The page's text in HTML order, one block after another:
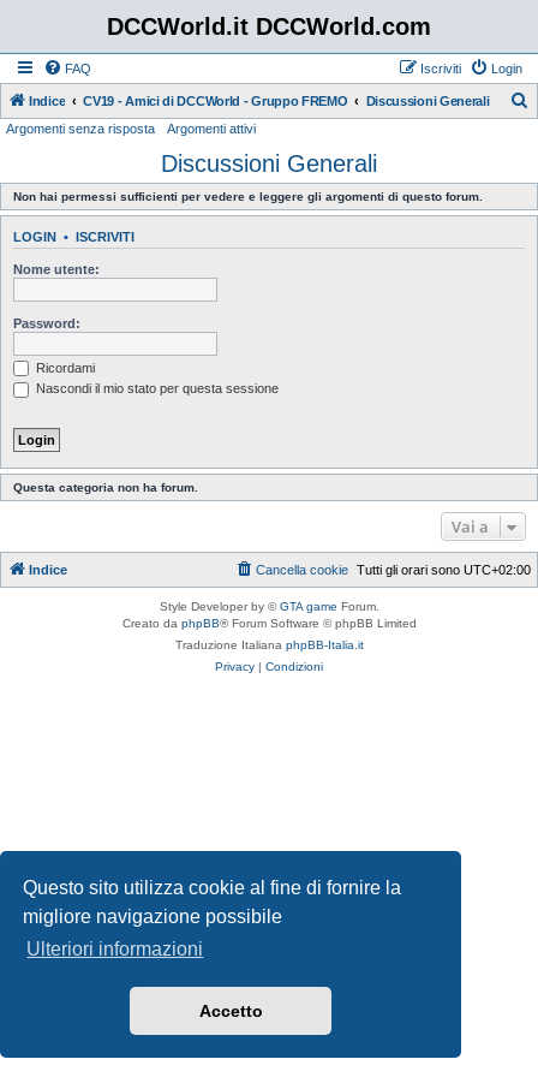
Questo sito utilizza cookie al fine di fornire la
migliore navigazione possibile
Ulteriori informazioni
Accetto
DCCWorld.it DCCWorld.com
FAQ Login
Iscriviti
Indice CV19 - Amici di DCCWorld - Gruppo FREMO Discussioni Generali
c
a
Argomenti senza risposta Argomenti attivi
Discussioni Generali
Non hai permessi sufficienti per vedere e leggere gli argomenti di questo forum.
LOGIN • ISCRIVITI
Nome utente:
Password:
Ricordami
Nascondi il mio stato per questa sessione
Questa categoria non ha forum.
Vai a
Indice Tutti gli orari sono UTC+02:00
Cancella cookie
Style Developer by ©GTA game Forum.
Creato da phpBB® Forum Software © phpBB Limited
Traduzione Italiana phpBB-Italia.it
Privacy | Condizioni